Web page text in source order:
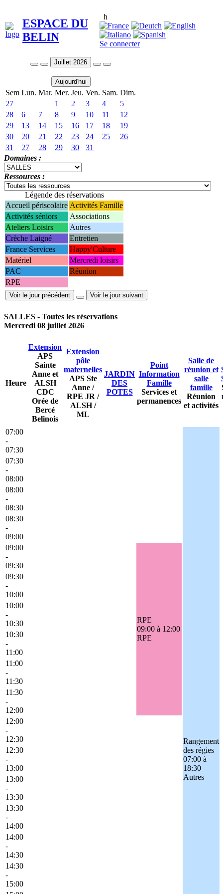
ESPACE DU
BELIN
h
Se connecter
Juillet 2026
Aujourd'hui
Sem Lun. Mar. Mer. Jeu. Ven. Sam. Dim.
27
1 2 3 4
5
28
6 7 8 9 10 11
12
29
13 14 15 16 17 18
19
30
20 21 22 23 24 25
26
31
27 28 29 30
31
Domaines :
Ressources :
Légende des réservations
Accueil périscolaire Activités Famille
Activités séniors
Associations
Ateliers Loisirs
Autres
Crèche Laigné
Entretien
France Services
Happy'Culture
Matériel
Mercredi loisirs
PAC
Réunion
RPE
Voir le jour précédent Voir le jour suivant
SALLES - Toutes les réservations
Mercredi 08 juillet 2026
Heure
Extension
APS
Sainte
Anne et
ALSH
CDC
Orée de
Bercé
Belinois
Extension
pôle
maternelles
APS Ste
Anne /
RPE JR /
ALSH /
ML
JARDIN
DES
POTES
Point
Information
Famille
Services et
permanences
Salle de
réunion et
salle
famille
Réunion
et activités
07:00
-
07:30
Rangement
des régies
07:00 à
18:30
Autres
07:30
-
08:00
08:00
-
08:30
08:30
-
09:00
09:00
-
09:30
RPE
09:00 à 12:00
RPE
09:30
-
10:00
10:00
-
10:30
10:30
-
11:00
11:00
-
11:30
11:30
-
12:00
12:00
-
12:30
12:30
-
13:00
13:00
-
13:30
13:30
-
14:00
14:00
-
14:30
14:30
-
15:00